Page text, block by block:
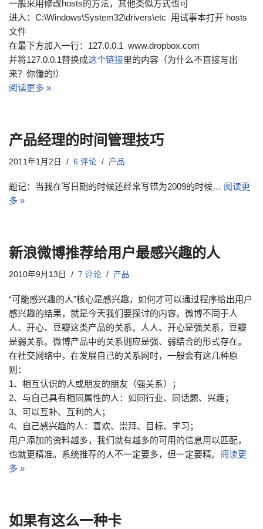
一般采用修改hosts的方法，其他类似方式也可
进入：C:\Windows\System32\drivers\etc 用试事本打开 hosts
文件
在最下方加入一行：127.0.0.1 www.dropbox.com
并将127.0.0.1替换成这个链接里的内容（为什么不直接写出
来？你懂的!）
阅读更多 »
产品经理的时间管理技巧
2011年1月2日 6 评论 产品
题记：当我在写日期的时候还经常写错为2009的时候… 阅读更
多 »
新浪微博推荐给用户最感兴趣的人
2010年9月13日 7 评论 产品
“可能感兴趣的人”核心是感兴趣，如何才可以通过程序给出用户
感兴趣的结果，就是今天我们要探讨的内容。微博不同于人
人、开心、豆瓣这类产品的关系。人人、开心是强关系，豆瓣
是弱关系。微博产品中的关系则应是强、弱结合的形式存在。
在社交网络中，在发展自己的关系网时，一般会有这几种原
则：
1、相互认识的人或朋友的朋友（强关系）；
2、与自己具有相同属性的人：如同行业、同话题、兴趣；
3、可以互补、互利的人；
4、自己感兴趣的人：喜欢、崇拜、目标、学习；
用户添加的资料越多，我们就有越多的可用的信息用以匹配，
也就更精准。系统推荐的人不一定要多，但一定要精。 阅读更
多 »
如果有这么一种卡